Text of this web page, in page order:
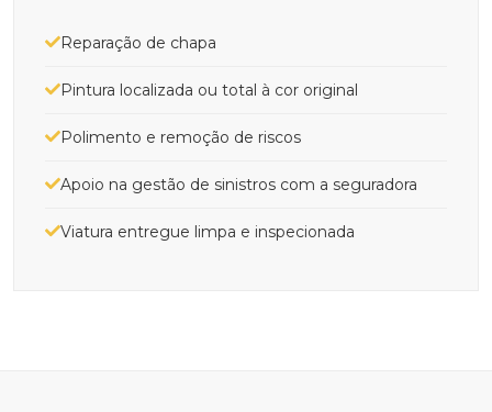
Reparação de chapa
Pintura localizada ou total à cor original
Polimento e remoção de riscos
Apoio na gestão de sinistros com a seguradora
Viatura entregue limpa e inspecionada